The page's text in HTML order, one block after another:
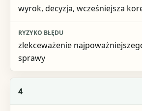
wyrok, decyzja, wcześniejsza
zlekceważenie
sprawy
4